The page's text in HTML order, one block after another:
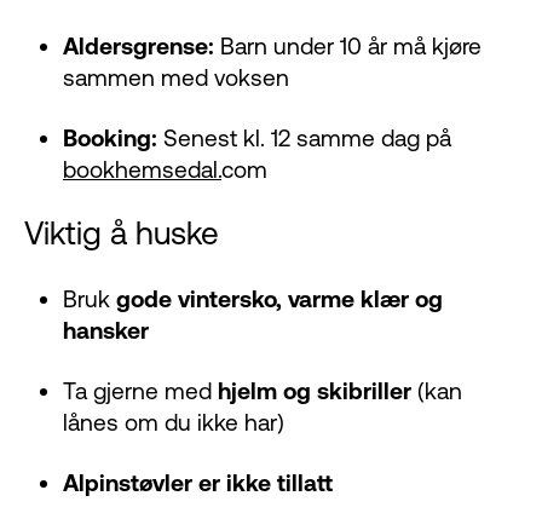
Aldersgrense: Barn under 10 år må kjøre
sammen med voksen
Booking: Senest kl. 12 samme dag på
bookhemsedal.com
Viktig å huske
Bruk gode vintersko, varme klær og
hansker
Ta gjerne med hjelm og skibriller (kan
lånes om du ikke har)
Alpinstøvler er ikke tillatt